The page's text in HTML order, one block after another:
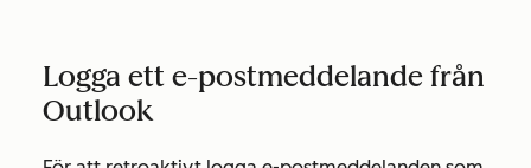
Logga ett e-postmeddelande från
Outlook